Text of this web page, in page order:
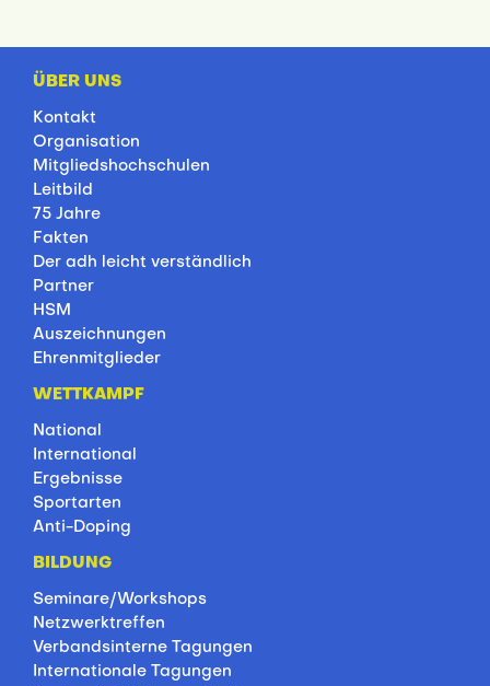
ÜBER UNS
Kontakt
Organisation
Mitgliedshochschulen
Leitbild
75 Jahre
Fakten
Der adh leicht verständlich
Partner
HSM
Auszeichnungen
Ehrenmitglieder
WETTKAMPF
National
International
Ergebnisse
Sportarten
Anti-Doping
BILDUNG
Seminare/Workshops
Netzwerktreffen
Verbandsinterne Tagungen
Internationale Tagungen